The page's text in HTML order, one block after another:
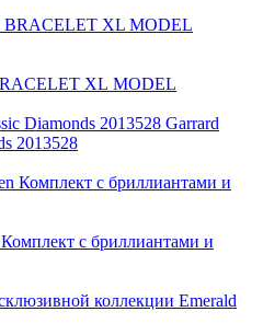
XL MODEL
Garrard
2013528
с бриллиантами и